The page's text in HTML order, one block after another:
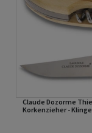
Claude Dozorme
Korkenzieher -